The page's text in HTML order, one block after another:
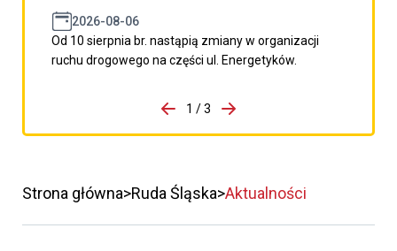
2026-08-06
Od 10 sierpnia br. nastąpią zmiany w organizacji
ruchu drogowego na części ul. Energetyków.
porzpedniego komunikatu
1 / 3
Przejdź do następnego
Strona główna Ruda Śląska Aktualności